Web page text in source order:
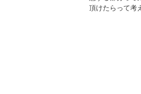
頂けたらって考